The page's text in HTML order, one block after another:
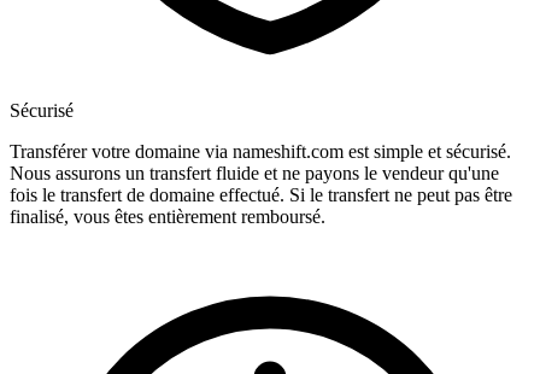
Sécurisé
Transférer votre domaine via nameshift.com est simple et sécurisé.
Nous assurons un transfert fluide et ne payons le vendeur qu'une
fois le transfert de domaine effectué. Si le transfert ne peut pas être
finalisé, vous êtes entièrement remboursé.